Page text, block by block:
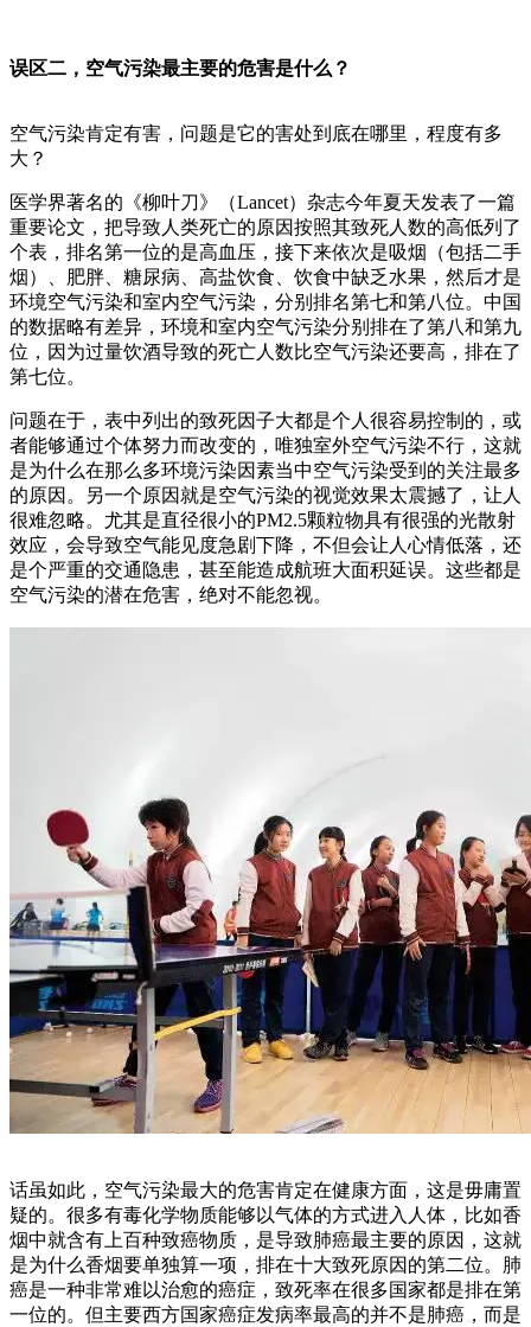
误区二，空气污染最主要的危害是什么？
空气污染肯定有害，问题是它的害处到底在哪里，程度有多
大？
医学界著名的《柳叶刀》（Lancet）杂志今年夏天发表了一篇
重要论文，把导致人类死亡的原因按照其致死人数的高低列了
个表，排名第一位的是高血压，接下来依次是吸烟（包括二手
烟）、肥胖、糖尿病、高盐饮食、饮食中缺乏水果，然后才是
环境空气污染和室内空气污染，分别排名第七和第八位。中国
的数据略有差异，环境和室内空气污染分别排在了第八和第九
位，因为过量饮酒导致的死亡人数比空气污染还要高，排在了
第七位。
问题在于，表中列出的致死因子大都是个人很容易控制的，或
者能够通过个体努力而改变的，唯独室外空气污染不行，这就
是为什么在那么多环境污染因素当中空气污染受到的关注最多
的原因。另一个原因就是空气污染的视觉效果太震撼了，让人
很难忽略。尤其是直径很小的PM2.5颗粒物具有很强的光散射
效应，会导致空气能见度急剧下降，不但会让人心情低落，还
是个严重的交通隐患，甚至能造成航班大面积延误。这些都是
空气污染的潜在危害，绝对不能忽视。
话虽如此，空气污染最大的危害肯定在健康方面，这是毋庸置
疑的。很多有毒化学物质能够以气体的方式进入人体，比如香
烟中就含有上百种致癌物质，是导致肺癌最主要的原因，这就
是为什么香烟要单独算一项，排在十大致死原因的第二位。肺
癌是一种非常难以治愈的癌症，致死率在很多国家都是排在第
一位的。但主要西方国家癌症发病率最高的并不是肺癌，而是